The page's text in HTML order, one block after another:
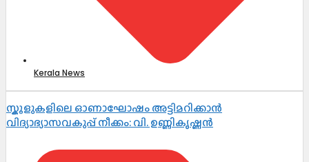
Kerala News
സ്കൂളുകളിലെ ഓണാഘോഷം അട്ടിമറിക്കാൻ
വിദ്യാഭ്യാസവകുപ്പ് നീക്കം: വി. ഉണ്ണികൃഷ്ണൻ